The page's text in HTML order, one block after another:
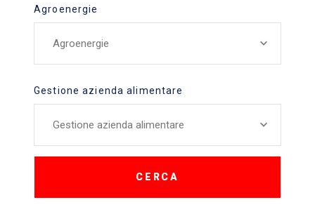
Agroenergie
Agroenergie
Gestione azienda alimentare
Gestione azienda alimentare
CERCA